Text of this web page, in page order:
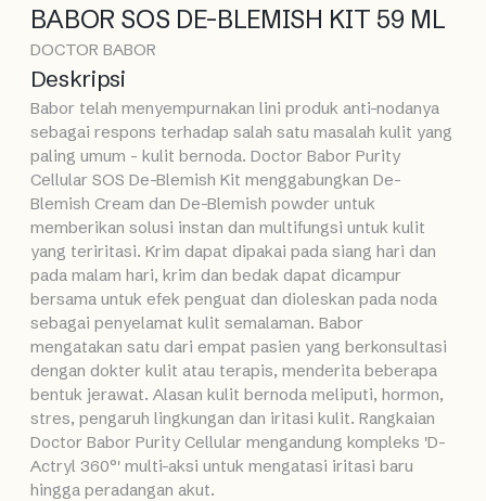
BABOR SOS DE-BLEMISH KIT 59 ML
DOCTOR BABOR
Deskripsi
Babor telah menyempurnakan lini produk anti-nodanya
sebagai respons terhadap salah satu masalah kulit yang
paling umum - kulit bernoda. Doctor Babor Purity
Cellular SOS De-Blemish Kit menggabungkan De-
Blemish Cream dan De-Blemish powder untuk
memberikan solusi instan dan multifungsi untuk kulit
yang teriritasi. Krim dapat dipakai pada siang hari dan
pada malam hari, krim dan bedak dapat dicampur
bersama untuk efek penguat dan dioleskan pada noda
sebagai penyelamat kulit semalaman. Babor
mengatakan satu dari empat pasien yang berkonsultasi
dengan dokter kulit atau terapis, menderita beberapa
bentuk jerawat. Alasan kulit bernoda meliputi, hormon,
stres, pengaruh lingkungan dan iritasi kulit. Rangkaian
Doctor Babor Purity Cellular mengandung kompleks 'D-
Actryl 360°' multi-aksi untuk mengatasi iritasi baru
hingga peradangan akut.